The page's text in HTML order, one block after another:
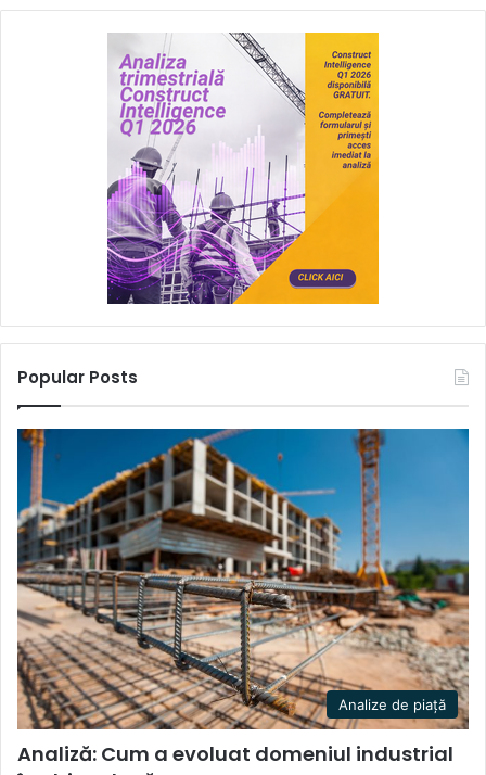
Popular Posts
Analize de piață
Analiză: Cum a evoluat domeniul industrial